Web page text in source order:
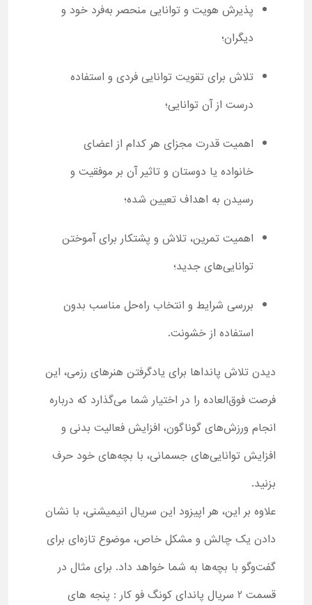
پذیرش هویت و توانایی منحصر به‌فرد خود و
دیگران؛
تلاش برای تقویت توانایی فردی و استفاده
درست از آن توانایی؛
اهمیت قدرت مجزای هر کدام از اعضای
خانواده یا دوستان و تاثیر آن بر موفقیت و
رسیدن به اهداف تعیین شده؛
اهمیت تمرین، تلاش و پشتکار برای آموختن
توانایی‌های جدید؛
بررسی شرایط و انتخاب راه‌حل مناسب بدون
استفاده از خشونت.
دیدن تلاش پانداها برای یادگرفتن هنرهای رزمی، این
فرصت فوق‌العاده را در اختیار شما می‌گذارد که درباره
انجام ورزش‌های گوناگون، افزایش فعالیت بدنی و
افزایش توانایی‌های جسمانی، با بچه‌های خود حرف
بزنید.
علاوه بر این، هر اپیزود این سریال انیمیشنی، با نشان
دادن یک چالش و مشکل خاص، موضوع تازه‌ای برای
گفت‌وگو با بچه‌ها به شما خواهد داد. برای مثال در
قسمت 2 سریال پاندای کونگ فو کار : پنجه های